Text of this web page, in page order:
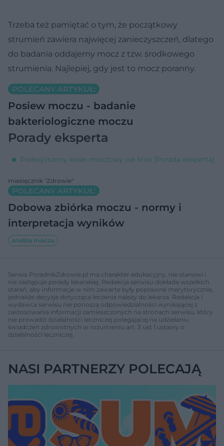
Trzeba też pamiętać o tym, że początkowy
strumień zawiera najwięcej zanieczyszczeń, dlatego
do badania oddajemy mocz z tzw. środkowego
strumienia. Najlepiej, gdy jest to mocz poranny.
POLECANY ARTYKUŁ:
Posiew moczu - badanie
bakteriologiczne moczu
Porady eksperta
Podwyższony kwas moczowy we krwi [Porada eksperta]
miesięcznik "Zdrowie"
POLECANY ARTYKUŁ:
Dobowa zbiórka moczu - normy i
interpretacja wyników
analiza moczu
Serwis PoradnikZdrowie.pl ma charakter edukacyjny, nie stanowi i
nie zastępuje porady lekarskiej. Redakcja serwisu dokłada wszelkich
starań, aby informacje w nim zawarte były poprawne merytorycznie,
jednakże decyzja dotycząca leczenia należy do lekarza. Redakcja i
wydawca serwisu nie ponoszą odpowiedzialności wynikającej z
zastosowania informacji zamieszczonych na stronach serwisu, który
nie prowadzi działalności leczniczej polegającej na udzielaniu
świadczeń zdrowotnych w rozumieniu art. 3 ust 1 ustawy o
działalności leczniczej.
NASI PARTNERZY POLECAJĄ